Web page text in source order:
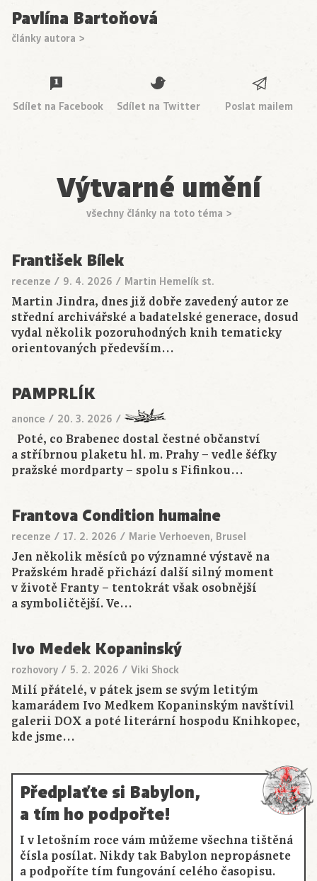
Pavlína Bartoňová
články autora >
Sdílet na Facebook Sdílet na Twitter Poslat mailem
Výtvarné umění
všechny články na toto téma >
František Bílek
recenze / 9. 4. 2026 / Martin Hemelík st.
Martin Jindra, dnes již dobře zavedený autor ze
střední archivářské a badatelské generace, dosud
vydal několik pozoruhodných knih tematicky
orientovaných především…
PAMPRLÍK
anonce / 20. 3. 2026 /
Poté, co Brabenec dostal čestné občanství
a stříbrnou plaketu hl. m. Prahy − vedle šéfky
pražské mordparty − spolu s Fifinkou…
Frantova Condition humaine
recenze / 17. 2. 2026 / Marie Verhoeven, Brusel
Jen několik měsíců po významné výstavě na
Pražském hradě přichází další silný moment
v životě Franty – tentokrát však osobnější
a symboličtější. Ve…
Ivo Medek Kopaninský
rozhovory / 5. 2. 2026 / Viki Shock
Milí přátelé, v pátek jsem se svým letitým
kamarádem Ivo Medkem Kopaninským navštívil
galerii DOX a poté literární hospodu Knihkopec,
kde jsme…
Předplaťte si Babylon,
a tím ho podpořte!
I v letošním roce vám můžeme všechna tištěná
čísla posílat. Nikdy tak Babylon nepropásnete
a podpoříte tím fungování celého časopisu.